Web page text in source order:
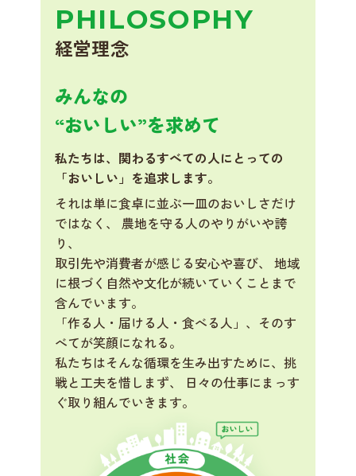
PHILOSOPHY
経営理念
みんなの
“おいしい”を求めて
私たちは、関わるすべての人にとっての
「おいしい」を追求します。
それは単に食卓に並ぶ一皿のおいしさだけ
ではなく、 農地を守る人のやりがいや誇
り、
取引先や消費者が感じる安心や喜び、 地域
に根づく自然や文化が続いていくことまで
含んでいます。
「作る人・届ける人・食べる人」、そのす
べてが笑顔になれる。
私たちはそんな循環を生み出すために、挑
戦と工夫を惜しまず、 日々の仕事にまっす
ぐ取り組んでいきます。